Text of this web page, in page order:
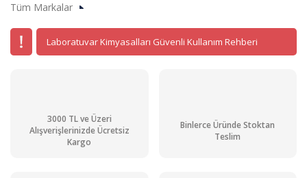
Tüm Markalar
Laboratuvar Kimyasalları Güvenli Kullanım Rehberi
3000 TL ve Üzeri
Alışverişlerinizde Ücretsiz
Kargo
Binlerce Üründe Stoktan
Teslim